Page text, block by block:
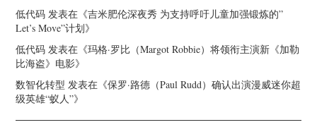
低代码 发表在《吉米肥伦深夜秀 为支持呼吁儿童加强锻炼的”
Let’s Move”计划》
低代码 发表在《玛格·罗比（Margot Robbie）将领衔主演新《加勒
比海盗》电影》
数智化转型 发表在《保罗·路德（Paul Rudd）确认出演漫威迷你超
级英雄“蚁人”》